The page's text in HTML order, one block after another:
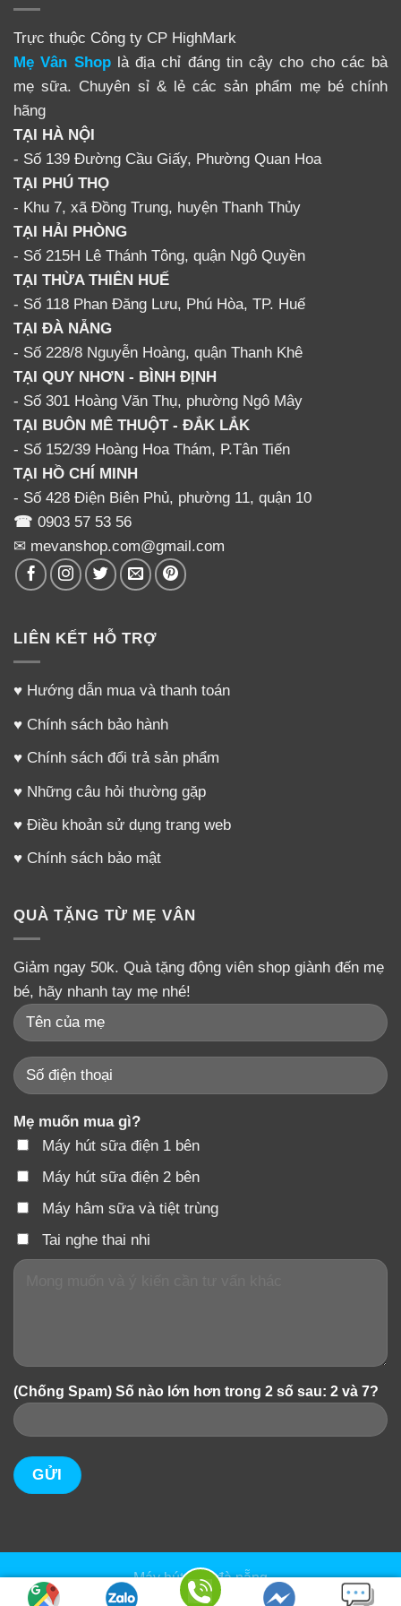
3. Bé vui chơi thoải mái, vui vẻ, hoạt bát hơn
Độ rộng của quây giúp bé vui chơi thoải mái hơn,
không hạn chế không gian
Bé hiếu động và kích thích được sự nhanh nhẹn của
con khi chơi trong quây Fujikid
Bố mẹ cũng có thể vào quây vui chơi cùng con, giúp
gái đình có những phút gây thư giãn tuyệt vời
Vui chơi thoải mái kích thích bé giải phóng nhiều
năng lượng, ăn ngon hơn, ngủ ngoan hơn.
👉 Mua hàng ngay:
🏡 TẠI ĐÀ NẴNG
–Số 228/8 Nguyễn Hoàng
– Số 130 Lê Độ
🏡 TẠI HỒ CHÍ MINH
– Số 428 Điện Biên Phủ, F11. Q10
☎0903 57 53 56
Ship hàng toàn quốc! – Có dịch vụ ship cod!
Comments
Lời nhắn
Trực thuộc Công ty CP HighMark
Mẹ Vân Shoplà địa chỉ đáng tin cậy cho cho các bà
mẹ sữa. Chuyên sỉ & lẻ các sản phẩm mẹ bé chính
hãng
TẠI HÀ NỘI
- Số 139 Đường Cầu Giấy, Phường Quan Hoa
TẠI PHÚ THỌ
- Khu 7, xã Đồng Trung, huyện Thanh Thủy
TẠI HẢI PHÒNG
- Số 215H Lê Thánh Tông, quận Ngô Quyền
TẠI THỪA THIÊN HUẾ
- Số 118 Phan Đăng Lưu, Phú Hòa, TP. Huế
TẠI ĐÀ NẴNG
- Số 228/8 Nguyễn Hoàng, quận Thanh Khê
TẠI QUY NHƠN - BÌNH ĐỊNH
- Số 301 Hoàng Văn Thụ, phường Ngô Mây
TẠI BUÔN MÊ THUỘT - ĐẮK LẮK
- Số 152/39 Hoàng Hoa Thám, P.Tân Tiến
TẠI HỒ CHÍ MINH
- Số 428 Điện Biên Phủ, phường 11, quận 10
☎ 0903 57 53 56
✉ mevanshop.com@gmail.com
LIÊN KẾT HỖ TRỢ
♥ Hướng dẫn mua và thanh toán
♥ Chính sách bảo hành
♥ Chính sách đổi trả sản phẩm
♥ Những câu hỏi thường gặp
♥ Điều khoản sử dụng trang web
♥ Chính sách bảo mật
QUÀ TẶNG TỪ MẸ VÂN
Giảm ngay 50k. Quà tặng động viên shop giành đến mẹ
bé, hãy nhanh tay mẹ nhé!
Mẹ muốn mua gì?
Máy hút sữa điện 1 bên
Máy hút sữa điện 2 bên
Máy hâm sữa và tiệt trùng
Tai nghe thai nhi
(Chống Spam) Số nào lớn hơn trong 2 số sau: 2 và 7?
Máy hút sữa đà nẵng